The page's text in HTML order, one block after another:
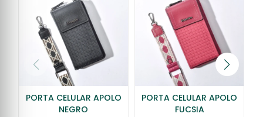
PORTA CELULAR APOLO
NEGRO
PORTA CELULAR APOLO
FUCSIA